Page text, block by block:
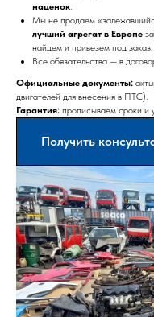
наценок.
Мы не продаем
лучший агрегат в Европе
найдем и привезем под заказ.
Все обязательства — в
Официальные документы:
двигателей для внесения в ПТС).
Гарантия: прописываем сроки и
Получить